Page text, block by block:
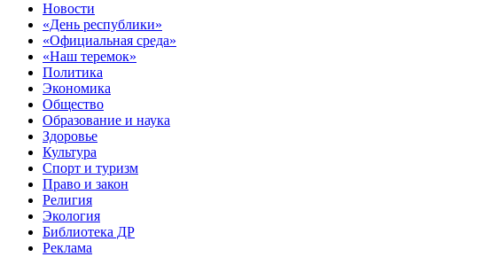
Новости
«День республики»
«Официальная среда»
«Наш теремок»
Политика
Экономика
Общество
Образование и наука
Здоровье
Культура
Спорт и туризм
Право и закон
Религия
Экология
Библиотека ДР
Реклама